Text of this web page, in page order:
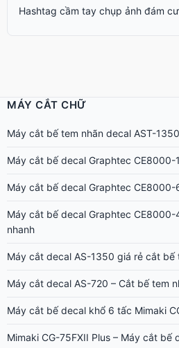
Hashtag cầm tay chụp ảnh đám
MÁY CẮT CHỮ
Máy cắt bế tem nhãn decal AST-
Máy cắt bế decal Graphtec CE8000-
Máy cắt bế decal Graphtec
Máy cắt bế decal Graphtec
nhanh
Máy cắt decal AS-1350 giá rẻ cắt bế
Máy cắt decal AS-720 – Cắt bế tem
Máy cắt bế decal khổ 6 tấc Mimaki
Mimaki CG-75FXII Plus – Máy cắt bế